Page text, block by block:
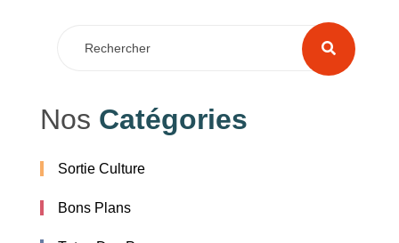
Nos Catégories
Sortie Culture
Bons Plans